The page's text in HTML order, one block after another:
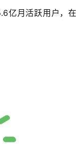
亿月活跃用户，在